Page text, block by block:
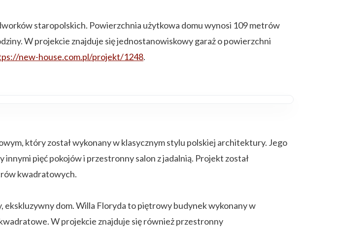
staropolskich. Powierzchnia użytkowa domu wynosi 109 metrów
W projekcie znajduje się jednostanowiskowy garaż o powierzchni
new-house.com.pl/projekt/1248.
który został wykonany w klasycznym stylu polskiej architektury. Jego
pięć pokojów i przestronny salon z jadalnią. Projekt został
kwadratowych.
ekskluzywny dom. Willa Floryda to piętrowy budynek wykonany w
W projekcie znajduje się również przestronny